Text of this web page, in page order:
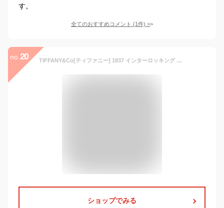
す。
全てのおすすめコメント (1件) >
no. 20 TIFFANY&Co[ティファニー] 1837 インターロッキング サークル リング [t4003] 並行輸入品 (15) [並行輸入品]
ショップでみる